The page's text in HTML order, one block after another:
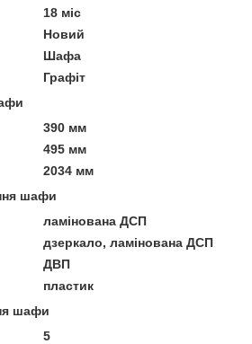
18 міс
Новий
Шафа
Графіт
390 мм
495 мм
2034 мм
шафи
ламінована ДСП
дзеркало, ламінована ДСП
ДВП
пластик
шафи
5